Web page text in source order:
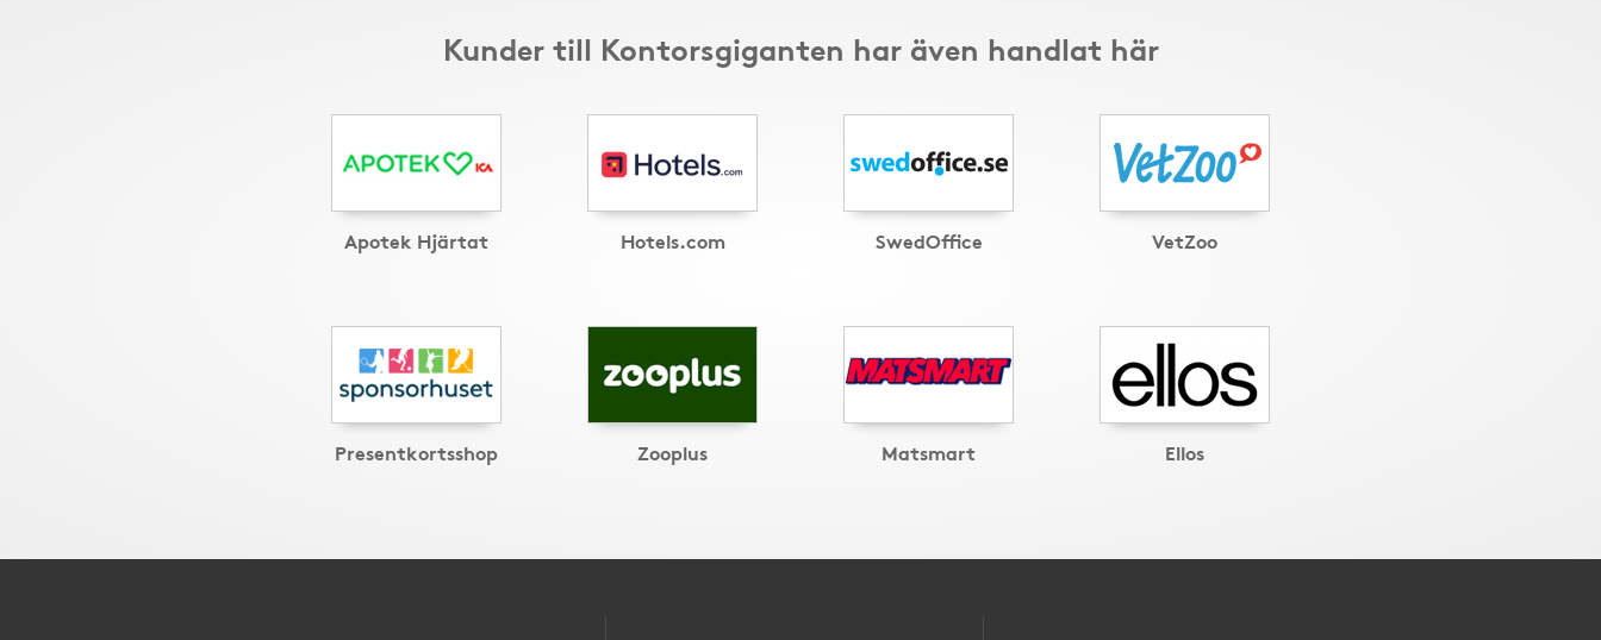
Kunder till Kontorsgiganten har även handlat här
Apotek Hjärtat Hotels.com SwedOffice VetZoo
Presentkortsshop Zooplus Matsmart Ellos